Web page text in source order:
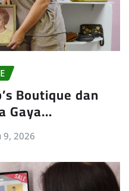
Boutique dan
Gaya…
9, 2026